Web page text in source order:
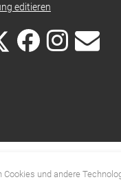
editieren
Cookies und andere